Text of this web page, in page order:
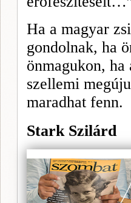
Ha a magyar
gondolnak, ha
önmagukon,
szellemi
maradhat fenn.
Stark Szilárd